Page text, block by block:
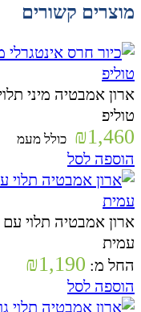
מוצרים קשורים
טוליפ
₪1,460 כולל מעמ
הוספה לסל
ארון אמבטיה תלוי עם
עמית
החל מ:
₪1,190
הוספה לסל